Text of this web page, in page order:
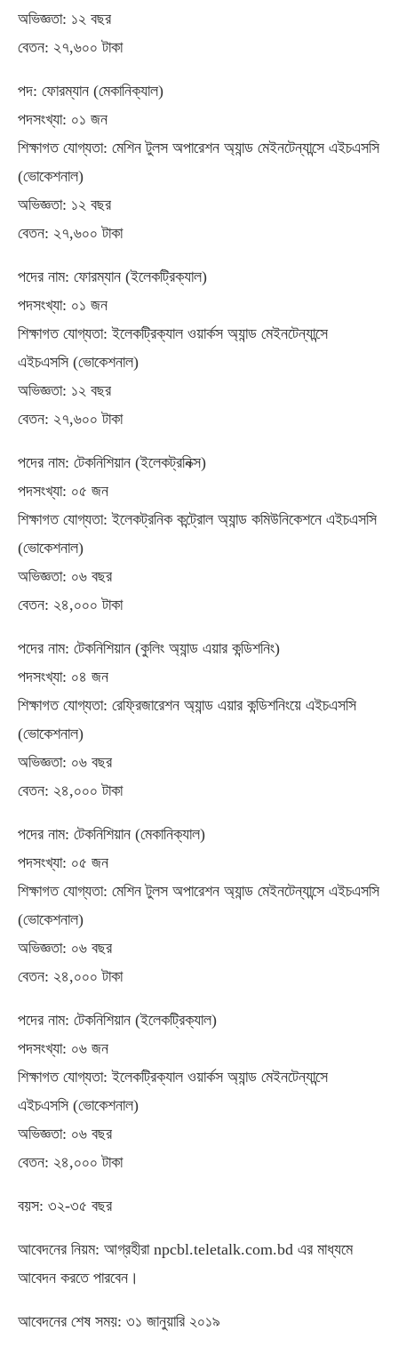
অভিজ্ঞতা: ১২ বছর
বেতন: ২৭,৬০০ টাকা
পদ: ফোরম্যান (মেকানিক্যাল)
পদসংখ্যা: ০১ জন
শিক্ষাগত যোগ্যতা: মেশিন টুলস অপারেশন অ্যান্ড মেইনটেন্যান্সে এইচএসসি
(ভোকেশনাল)
অভিজ্ঞতা: ১২ বছর
বেতন: ২৭,৬০০ টাকা
পদের নাম: ফোরম্যান (ইলেকট্রিক্যাল)
পদসংখ্যা: ০১ জন
শিক্ষাগত যোগ্যতা: ইলেকট্রিক্যাল ওয়ার্কস অ্যান্ড মেইনটেন্যান্সে
এইচএসসি (ভোকেশনাল)
অভিজ্ঞতা: ১২ বছর
বেতন: ২৭,৬০০ টাকা
পদের নাম: টেকনিশিয়ান (ইলেকট্রনিক্স)
পদসংখ্যা: ০৫ জন
শিক্ষাগত যোগ্যতা: ইলেকট্রনিক কন্ট্রোল অ্যান্ড কমিউনিকেশনে এইচএসসি
(ভোকেশনাল)
অভিজ্ঞতা: ০৬ বছর
বেতন: ২৪,০০০ টাকা
পদের নাম: টেকনিশিয়ান (কুলিং অ্যান্ড এয়ার কন্ডিশনিং)
পদসংখ্যা: ০৪ জন
শিক্ষাগত যোগ্যতা: রেফ্রিজারেশন অ্যান্ড এয়ার কন্ডিশনিংয়ে এইচএসসি
(ভোকেশনাল)
অভিজ্ঞতা: ০৬ বছর
বেতন: ২৪,০০০ টাকা
পদের নাম: টেকনিশিয়ান (মেকানিক্যাল)
পদসংখ্যা: ০৫ জন
শিক্ষাগত যোগ্যতা: মেশিন টুলস অপারেশন অ্যান্ড মেইনটেন্যান্সে এইচএসসি
(ভোকেশনাল)
অভিজ্ঞতা: ০৬ বছর
বেতন: ২৪,০০০ টাকা
পদের নাম: টেকনিশিয়ান (ইলেকট্রিক্যাল)
পদসংখ্যা: ০৬ জন
শিক্ষাগত যোগ্যতা: ইলেকট্রিক্যাল ওয়ার্কস অ্যান্ড মেইনটেন্যান্সে
এইচএসসি (ভোকেশনাল)
অভিজ্ঞতা: ০৬ বছর
বেতন: ২৪,০০০ টাকা
বয়স: ৩২-৩৫ বছর
আবেদনের নিয়ম: আগ্রহীরা npcbl.teletalk.com.bd এর মাধ্যমে
আবেদন করতে পারবেন।
আবেদনের শেষ সময়: ৩১ জানুয়ারি ২০১৯